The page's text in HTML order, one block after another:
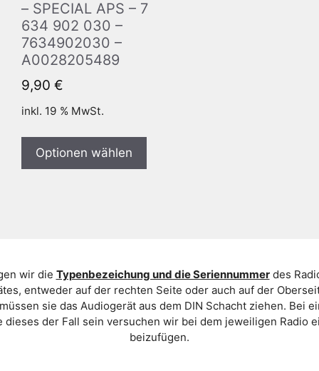
– SPECIAL APS – 7
634 902 030 –
7634902030 –
A0028205489
9,90 €
inkl. 19 % MwSt.
Optionen wählen
wir die Typenbezeichung und die Seriennummerdes
entweder auf der rechten Seite oder auch auf der
sie das Audiogerät aus dem DIN Schacht ziehen. Bei
der Fall sein versuchen wir bei dem jeweiligen Radio
beizufügen.